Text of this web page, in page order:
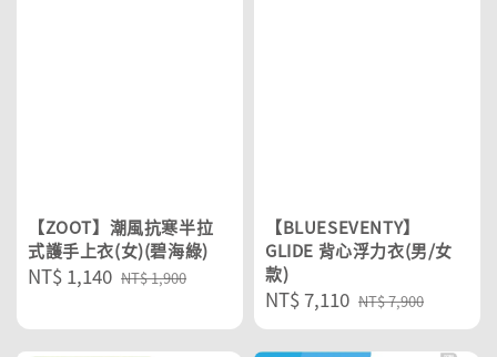
【ZOOT】潮風抗寒半拉
式護手上衣(女)(碧海綠)
Sale
NT$ 1,140 Regular
NT$ 1,900
【BLUESEVENTY】
GLIDE 背心浮力衣(男/女
款)
Sale
price
NT$ 7,110 Regular
price
NT$ 7,900